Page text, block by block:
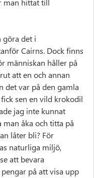
man hittat till
göra det i
Cairns. Dock finns
människan håller på
att en och annan
det var på den gamla
sen en vild krokodil
jag inte kunnat
man åka och titta på
låter bli? För
naturliga miljö,
att bevara
på att visa upp